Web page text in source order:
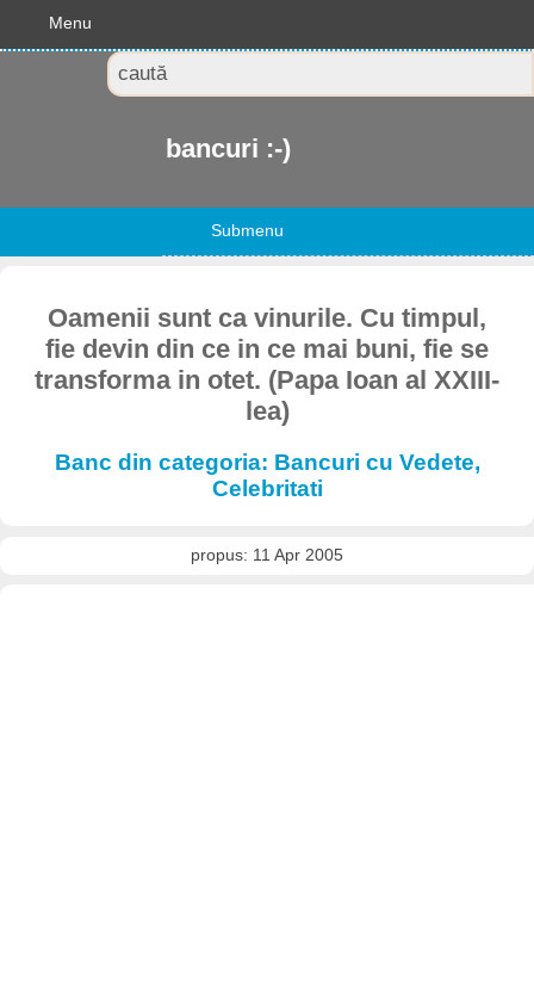
Menu
bancuri :-)
Submenu
Oamenii sunt ca vinurile. Cu timpul,
fie devin din ce in ce mai buni, fie se
transforma in otet. (Papa Ioan al XXIII-
lea)
Banc din categoria: Bancuri cu Vedete,
Celebritati
propus: 11 Apr 2005